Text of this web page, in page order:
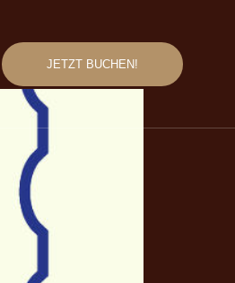
JETZT BUCHEN!